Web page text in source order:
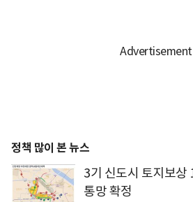
정책 많이 본 뉴스
3기 신도시 토지보
통망 확정